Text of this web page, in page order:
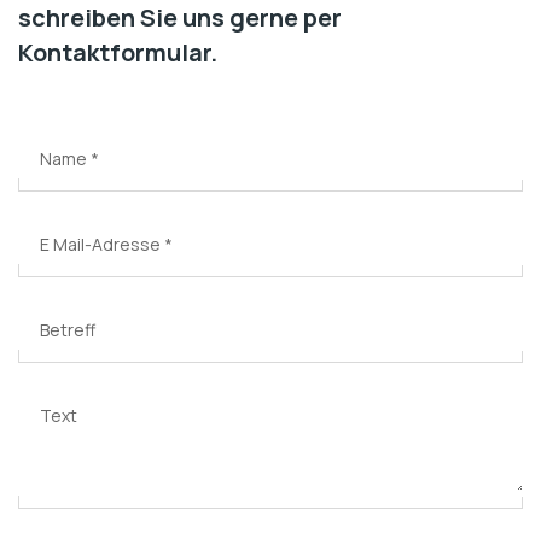
schreiben Sie uns gerne per
Kontaktformular.
Name *
E Mail-Adresse *
Betreff
Text